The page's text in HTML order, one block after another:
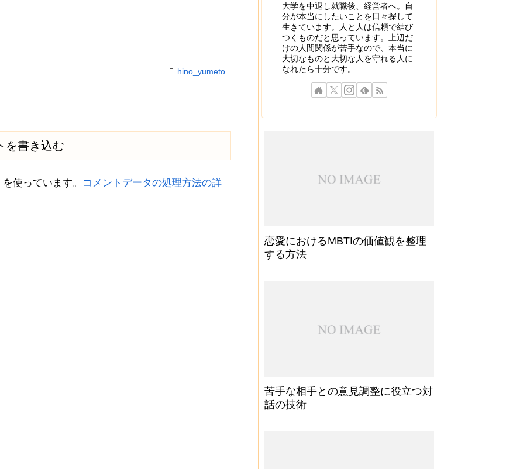
hino_yumeto
を書き込む
使っています。
コメントデータの処理方法の詳
大学を中退し就職後、経営者へ。自
分が本当にしたいことを日々探して
生きています。人と人は信頼で結び
つくものだと思っています。上辺だ
けの人間関係が苦手なので、本当に
大切なものと大切な人を守れる人に
なれたら十分です。
恋愛におけるMBTIの価値観を整理
する方法
苦手な相手との意見調整に役立つ対
話の技術